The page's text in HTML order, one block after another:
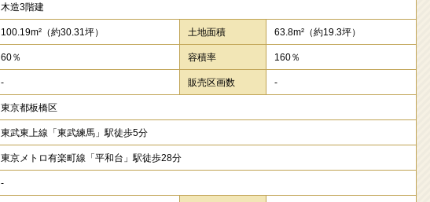
木造3階建
100.19m² （約30.31坪） 土地面積 63.8m² （約19.3坪）
60％ 容積率 160％
- 販売区画数 -
東京都板橋区
東武東上線「東武練馬」駅徒歩5分
東京メトロ有楽町線「平和台」駅徒歩28分
-